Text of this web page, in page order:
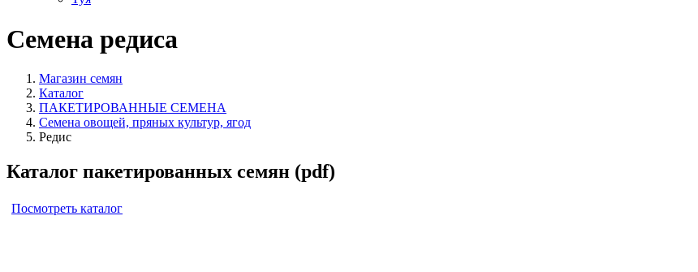
Семена редиса
Магазин семян
Каталог
ПАКЕТИРОВАННЫЕ СЕМЕНА
Семена овощей, пряных культур, ягод
Редис
Каталог пакетированных семян (pdf)
Посмотреть каталог